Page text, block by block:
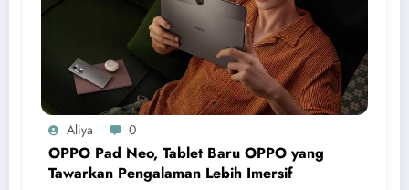
Aliya 0
OPPO Pad Neo, Tablet Baru OPPO yang
Tawarkan Pengalaman Lebih Imersif